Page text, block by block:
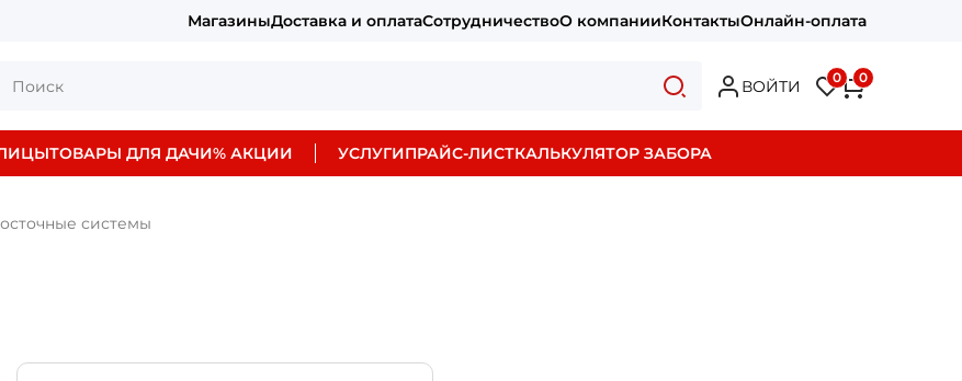
МагазиныДоставка и оплатаСотрудничествоО компанииКонтактыОнлайн-оплата
ВОЙТИ 0 0
ТОВАРЫ ДЛЯ ДАЧИ% АКЦИИ УСЛУГИПРАЙС-ЛИСТКАЛЬКУЛЯТОР ЗАБОРА
системы